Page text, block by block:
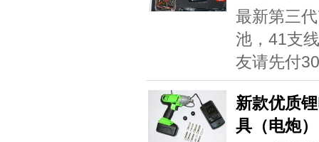
最新第三
池，41支
友请先付
新款优质
具（电炮）